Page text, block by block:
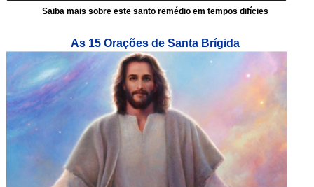
Saiba mais sobre este santo remédio em tempos difícies
As 15 Orações de Santa Brígida